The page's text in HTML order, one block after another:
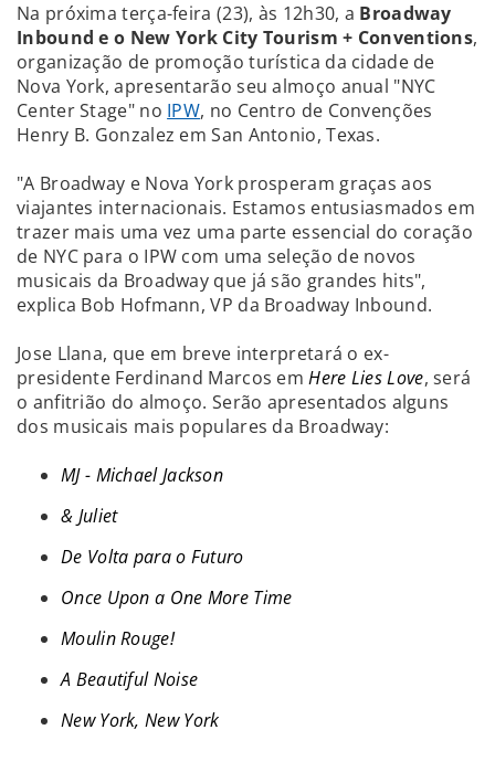
Na próxima terça-feira (23), às 12h30, a Broadway
Inbound e o New York City Tourism + Conventions,
organização de promoção turística da cidade de
Nova York, apresentarão seu almoço anual "NYC
Center Stage" no IPW, no Centro de Convenções
Henry B. Gonzalez em San Antonio, Texas.
"A Broadway e Nova York prosperam graças aos
viajantes internacionais. Estamos entusiasmados em
trazer mais uma vez uma parte essencial do coração
de NYC para o IPW com uma seleção de novos
musicais da Broadway que já são grandes hits",
explica Bob Hofmann, VP da Broadway Inbound.
Jose Llana, que em breve interpretará o ex-
presidente Ferdinand Marcos emHere Lies Love, será
o anfitrião do almoço. Serão apresentados alguns
dos musicais mais populares da Broadway:
MJ - Michael Jackson
& Juliet
De Volta para o Futuro
Once Upon a One More Time
Moulin Rouge!
A Beautiful Noise
New York, New York